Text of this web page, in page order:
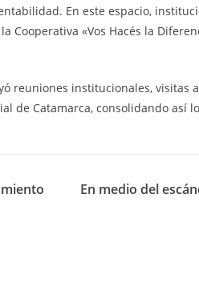
En este espacio,
«Vos Hacés la
reuniones institucionales, visitas
de Catamarca, consolidando así
En medio del